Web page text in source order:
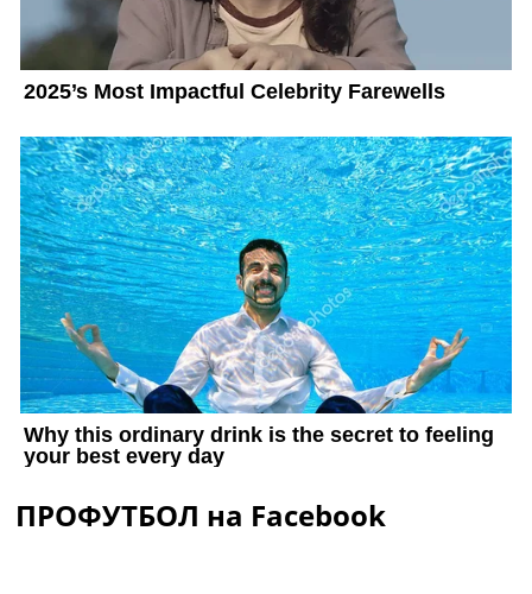
ПРОФУТБОЛ на Facebook